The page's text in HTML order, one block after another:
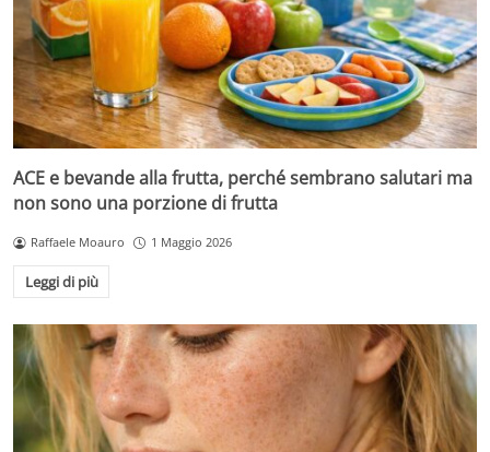
ACE e bevande alla frutta, perché sembrano salutari ma
non sono una porzione di frutta
Raffaele Moauro 1 Maggio 2026
Leggi di più